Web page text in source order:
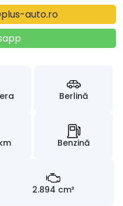
auto.ro
Berlină
Benzină
2.894 cm³